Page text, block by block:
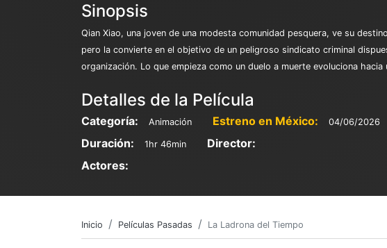
Sinopsis
Qian Xiao, una joven de una modesta comunidad pesquera, ve su
pero la convierte en el objetivo de un peligroso sindicato criminal
organización. Lo que empieza como un duelo a muerte evoluciona
Detalles de la Película
Categoría: Animación Estreno en México: 04/06/2026
Duración: 1hr 46min
Director:
Actores:
Inicio Películas Pasadas La Ladrona del Tiempo